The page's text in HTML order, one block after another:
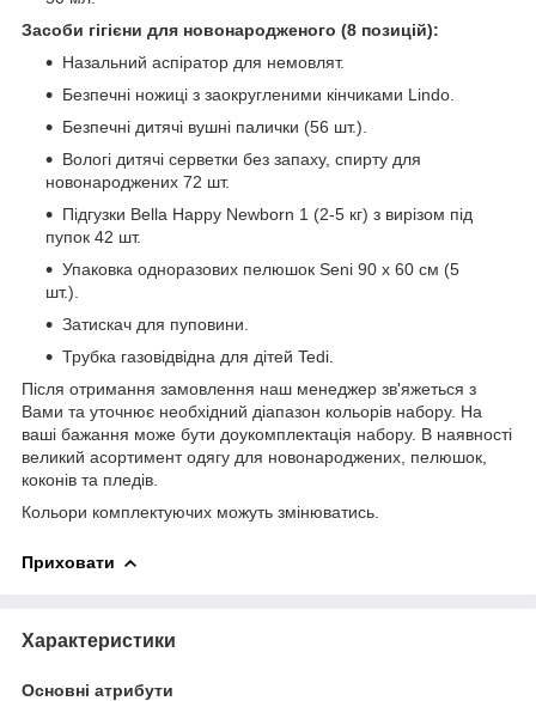
Засоби гігієни для новонародженого (8 позицій):
Назальний аспіратор для немовлят.
Безпечні ножиці з заокругленими кінчиками Lindo.
Безпечні дитячі вушні палички (56 шт.).
Вологі дитячі серветки без запаху, спирту для
новонароджених 72 шт.
Підгузки Bella Happy Newborn 1 (2-5 кг) з вирізом під
пупок 42 шт.
Упаковка одноразових пелюшок Seni 90 x 60 см (5
шт.).
Затискач для пуповини.
Трубка газовідвідна для дітей Tedi.
Після отримання замовлення наш менеджер зв'яжеться з
Вами та уточнює необхідний діапазон кольорів набору. На
ваші бажання може бути доукомплектація набору. В наявності
великий асортимент одягу для новонароджених, пелюшок,
коконів та пледів.
Кольори комплектуючих можуть змінюватись.
Приховати
Характеристики
Основні атрибути